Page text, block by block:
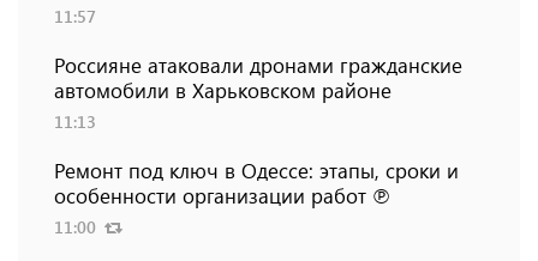
11:57
Россияне атаковали дронами гражданские
автомобили в Харьковском районе
11:13
Ремонт под ключ в Одессе: этапы, сроки и
особенности организации работ ℗
11:00